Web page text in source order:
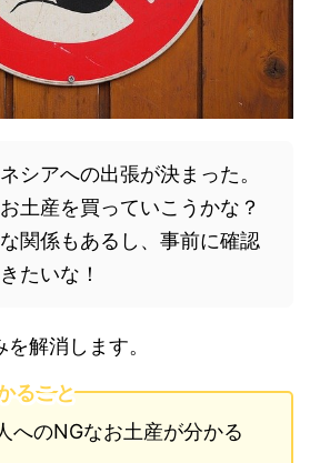
シアへの出張が決まった。
土産を買っていこうかな？
関係もあるし、事前に確認
たいな！
解消します。
ること
へのNGなお土産が分かる